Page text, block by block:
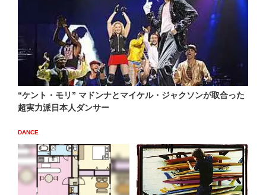
“ケント・モリ” マドンナとマイケル・ジャクソンが取合った
超実力派日本人ダンサー
DANCE